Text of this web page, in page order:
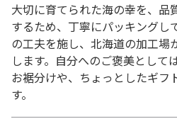
大切に育てられた海の幸を、品
するため、丁寧にパッキングし
の工夫を施し、北海道の加工場
します。自分へのご褒美として
お裾分けや、ちょっとしたギフ
す。